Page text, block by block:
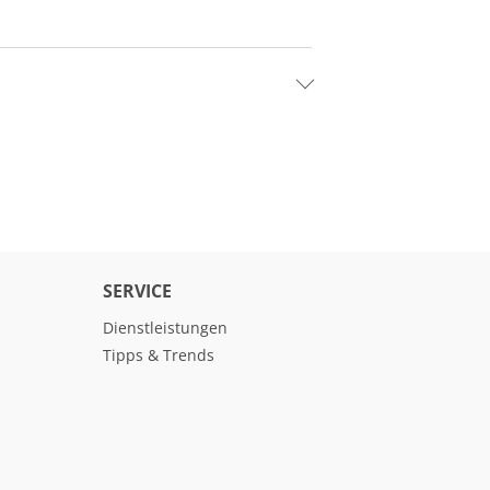
SERVICE
Dienstleistungen
Tipps & Trends